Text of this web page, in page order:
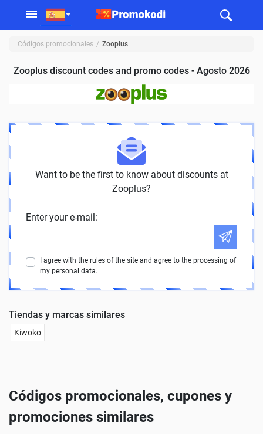
Códigos promocionales Zooplus
Zooplus discount codes and promo codes - Agosto 2026
Want to be the first to know about discounts at
Zooplus?
Enter your e-mail:
I agree with the rules of the site and agree to the processing of
my personal data.
Tiendas y marcas similares
Kiwoko
Códigos promocionales, cupones y
promociones similares